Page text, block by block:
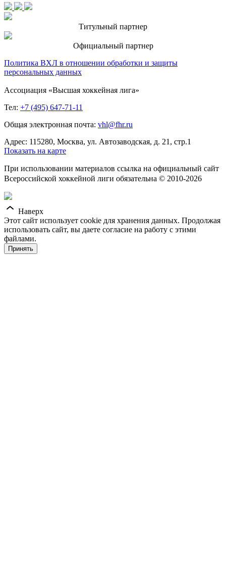
Титульный партнер
Официальный партнер
Политика ВХЛ в отношении обработки и защиты
персональных данных
Ассоциация «Высшая хоккейная лига»
Тел: +7 (495) 647-71-11
Общая электронная почта: vhl@fhr.ru
Адрес: 115280, Москва, ул. Автозаводская, д. 21, стр.1
Показать на карте
При использовании материалов ссылка на официальный сайт
Всероссийской хоккейной лиги обязательна © 2010-2026
Наверх
Этот сайт использует cookie для хранения данных. Продолжая
использовать сайт, вы даете согласие на работу с этими
файлами.
Принять